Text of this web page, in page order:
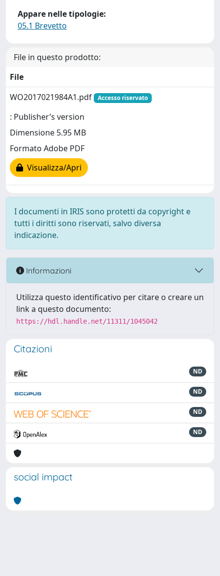
Appare nelle tipologie:
05.1 Brevetto
File in questo prodotto:
File
WO2017021984A1.pdf
Accesso riservato
: Publisher’s version
Dimensione 5.95 MB
Formato Adobe PDF
Visualizza/Apri
I documenti in IRIS sono protetti da copyright e
tutti i diritti sono riservati, salvo diversa
indicazione.
Informazioni
Utilizza questo identificativo per citare o creare un
link a questo documento:
https://hdl.handle.net/11311/1045042
Citazioni
ND
ND
ND
ND
social impact